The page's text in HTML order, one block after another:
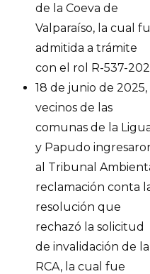
de la Coeva de
Valparaíso, la cual
admitida a trámite
con el rol R-537-
18 de junio de 2025,
vecinos de las
comunas de la
y Papudo
al Tribunal
reclamación conta
resolución que
rechazó la solicitud
de invalidación de la
RCA, la cual fue